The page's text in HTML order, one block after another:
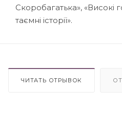
Скоробагатька», «Високі
таємні історії».
ЧИТАТЬ ОТРЫВОК